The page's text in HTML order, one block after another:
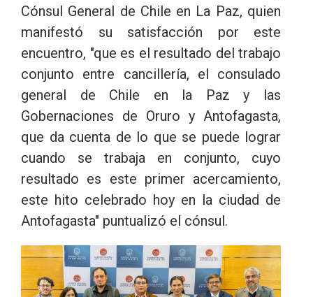
Cónsul General de Chile en La Paz, quien
manifestó su satisfacción por este
encuentro, "que es el resultado del trabajo
conjunto entre cancillería, el consulado
general de Chile en la Paz y las
Gobernaciones de Oruro y Antofagasta,
que da cuenta de lo que se puede lograr
cuando se trabaja en conjunto, cuyo
resultado es este primer acercamiento,
este hito celebrado hoy en la ciudad de
Antofagasta" puntualizó el cónsul.